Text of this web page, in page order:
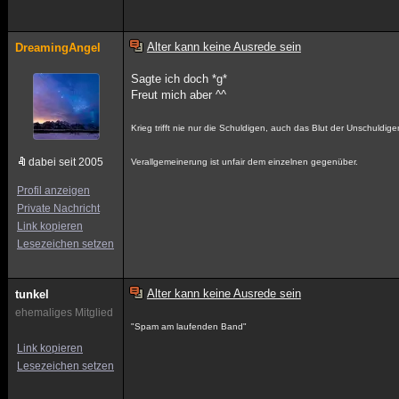
DreamingAngel
dabei seit 2005
Profil anzeigen
Private Nachricht
Link kopieren
Lesezeichen setzen
Alter kann keine Ausrede sein
Sagte ich doch *g*
Freut mich aber ^^
Krieg trifft nie nur die Schuldigen, auch das Blut der
Verallgemeinerung ist unfair dem einzelnen gegenüber.
tunkel
ehemaliges Mitglied
Link kopieren
Lesezeichen setzen
Alter kann keine Ausrede sein
"Spam am laufenden Band"